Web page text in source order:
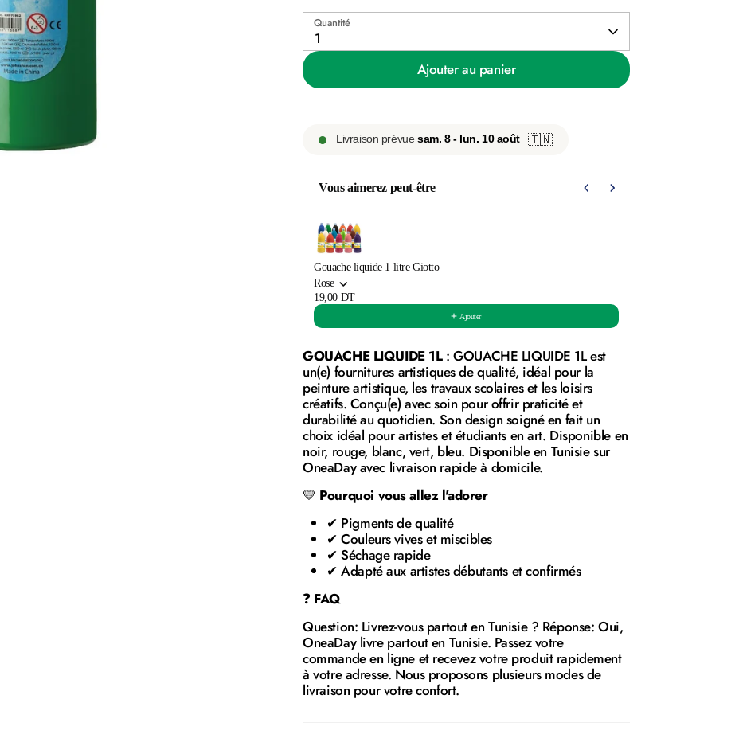
Quantité
1
Ajouter au panier
Livraison prévuesam. 8 - lun. 10 août 🇹🇳
Vous aimerez peut-être
Gouache liquide 1 litre Giotto
Rose
19,00 DT
Ajouter
GOUACHE LIQUIDE 1L: GOUACHE LIQUIDE 1L est
un(e) fournitures artistiques de qualité, idéal pour la
peinture artistique, les travaux scolaires et les loisirs
créatifs. Conçu(e) avec soin pour offrir praticité et
durabilité au quotidien. Son design soigné en fait un
choix idéal pour artistes et étudiants en art. Disponible en
noir, rouge, blanc, vert, bleu. Disponible en Tunisie sur
OneaDay avec livraison rapide à domicile.
💛 Pourquoi vous allez l'adorer
✔ Pigments de qualité
✔ Couleurs vives et miscibles
✔ Séchage rapide
✔ Adapté aux artistes débutants et confirmés
❓ FAQ
Question: Livrez-vous partout en Tunisie ? Réponse: Oui,
OneaDay livre partout en Tunisie. Passez votre
commande en ligne et recevez votre produit rapidement
à votre adresse. Nous proposons plusieurs modes de
livraison pour votre confort.